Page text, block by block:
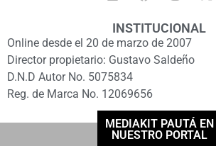
INSTITUCIONAL
Online desde el 20 de marzo de 2007
Director propietario: Gustavo Saldeño
D.N.D Autor No. 5075834
Reg. de Marca No. 12069656
MEDIAKIT PAUTÁ EN
NUESTRO PORTAL